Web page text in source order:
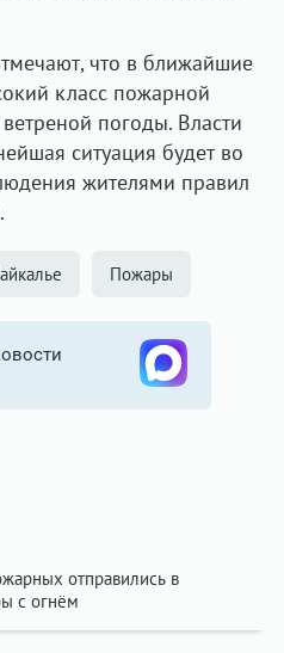
что в ближайшие
класс пожарной
погоды. Власти
ситуация будет во
жителями правил
Пожары
отправились в
с огнём